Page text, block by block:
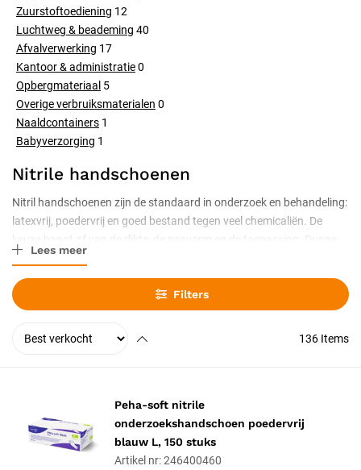
Nitrile handschoenen
Nitril handschoenen zijn de standaard in onderzoek en behandeling:
latexvrij, poedervrij en goed bestand tegen veel chemicaliën. De
keuze hangt af van de dikte, de pasvorm en de toepassing. Dunne
uitvoeringen geven veel tastgevoel, dikkere bieden meer
bescherming en grip. Verkrijgbaar in de maten XS tot XL en in
gangbare zorgkleuren.
Lees meer
Filters
136 Items
Peha-soft nitrile
onderzoekshandschoen poedervrij
blauw L, 150 stuks
Artikel nr: 246400460
Zuurstoftoediening 12
Luchtweg & beademing 40
Afvalverwerking 17
Kantoor & administratie0
Opbergmateriaal 5
Overige verbruiksmaterialen 0
Naaldcontainers 1
Babyverzorging 1